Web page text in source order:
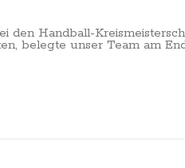
den Handball-
belegte unser Team am